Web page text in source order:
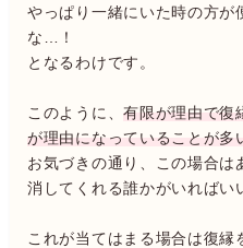
やっぱり一緒にいた時の方が
な…！
となるわけです。
このように、有限が理由で復
が理由になっていることが多
お気づきの通り、この場合
消してくれる誰かがいればい
これが当てはまる場合は復縁